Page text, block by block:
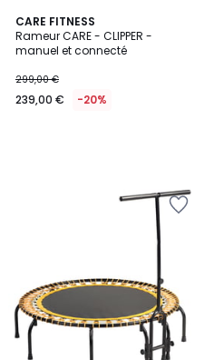
CARE FITNESS
Rameur CARE - CLIPPER -
manuel et connecté
299,00 €
239,00 € -20%